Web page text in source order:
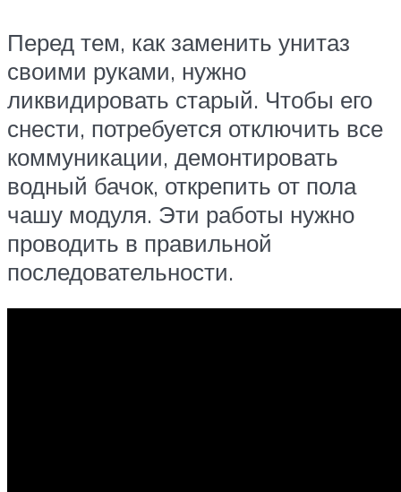
Перед тем, как заменить унитаз
своими руками, нужно
ликвидировать старый. Чтобы его
снести, потребуется отключить все
коммуникации, демонтировать
водный бачок, открепить от пола
чашу модуля. Эти работы нужно
проводить в правильной
последовательности.